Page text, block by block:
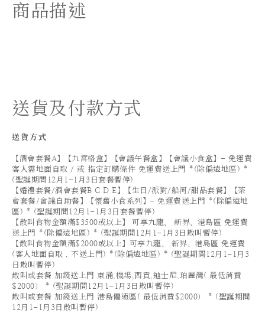
商品描述
送貨及付款方式
送貨方式
【酒會套餐A】【九宮格盒】【會議午餐盒】【會議小食盒】- 免運費
客人需地面自取 / 或 指定訂購條件 免運費送上門 *(除偏遠地區) *
(聖誕期間12月1-1月3日套餐暫停)
【婚禮套餐/酒會套餐B C D E】【生日/派對/船河/甜品套餐】【茶
會套餐/會議自助餐】【懷舊小食系列】- 免運費送上門 *(除偏遠地
區) * (聖誕期間12月1-1月3日套餐暫停)
【散叫食物金額滿$3500或以上】 可享九龍、 新界、港島區 免運費
送上門 *(除偏遠地區) * (聖誕期間12月1-1月3日散叫暫停)
【散叫食物金額滿$2000或以上】可享九龍、 新界、港島區 免運費
(客人地面自取 , 不送上門) *(除偏遠地區) * (聖誕期間12月1-1月3
日散叫暫停)
散叫或套餐 加錢送上門 東涌,機場,西貢,迪士尼,珀麗灣( 最低消費
$2000） * (聖誕期間12月1-1月3日散叫暫停)
散叫或套餐 加錢送上門 港島偏遠區( 最低消費$2000） * (聖誕期間
12月1-1月3日散叫暫停)